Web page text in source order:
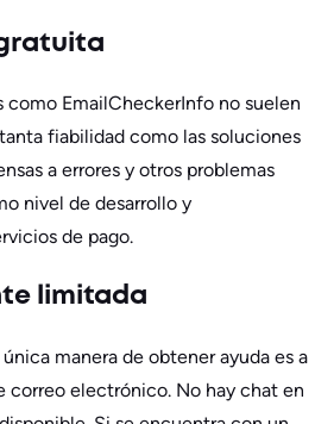
como EmailCheckerInfo no suelen
fiabilidad como las soluciones
a errores y otros problemas
nivel de desarrollo y
de pago.
limitada
manera de obtener ayuda es a
correo electrónico. No hay chat en